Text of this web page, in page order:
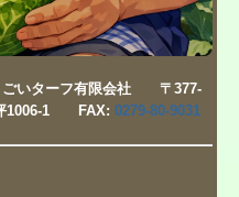
ごいターフ有限会社 〒377-
1006-1 FAX: 0279-80-9031